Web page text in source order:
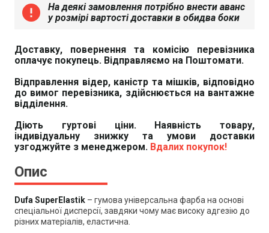
error
На деякі замовлення потрібно внести аванс
у розмірі вартості доставки в обидва боки
Доставку, повернення та комісію перевізника
оплачує покупець. Відправляємо на Поштомати.
Відправлення відер, каністр та мішків, відповідно
до вимог перевізника, здійснюється на вантажне
відділення.
Діють гуртові ціни. Наявність товару,
індивідуальну знижку та умови доставки
узгоджуйте з менеджером. Вдалих покупок!
Опис
Dufa SuperElastik – гумова універсальна фарба на основі
спеціальної дисперсії, завдяки чому має високу адгезію до
різних матеріалів, еластична.